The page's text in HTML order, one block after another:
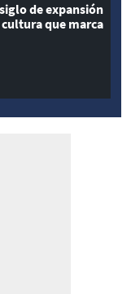
de expansión
que marca